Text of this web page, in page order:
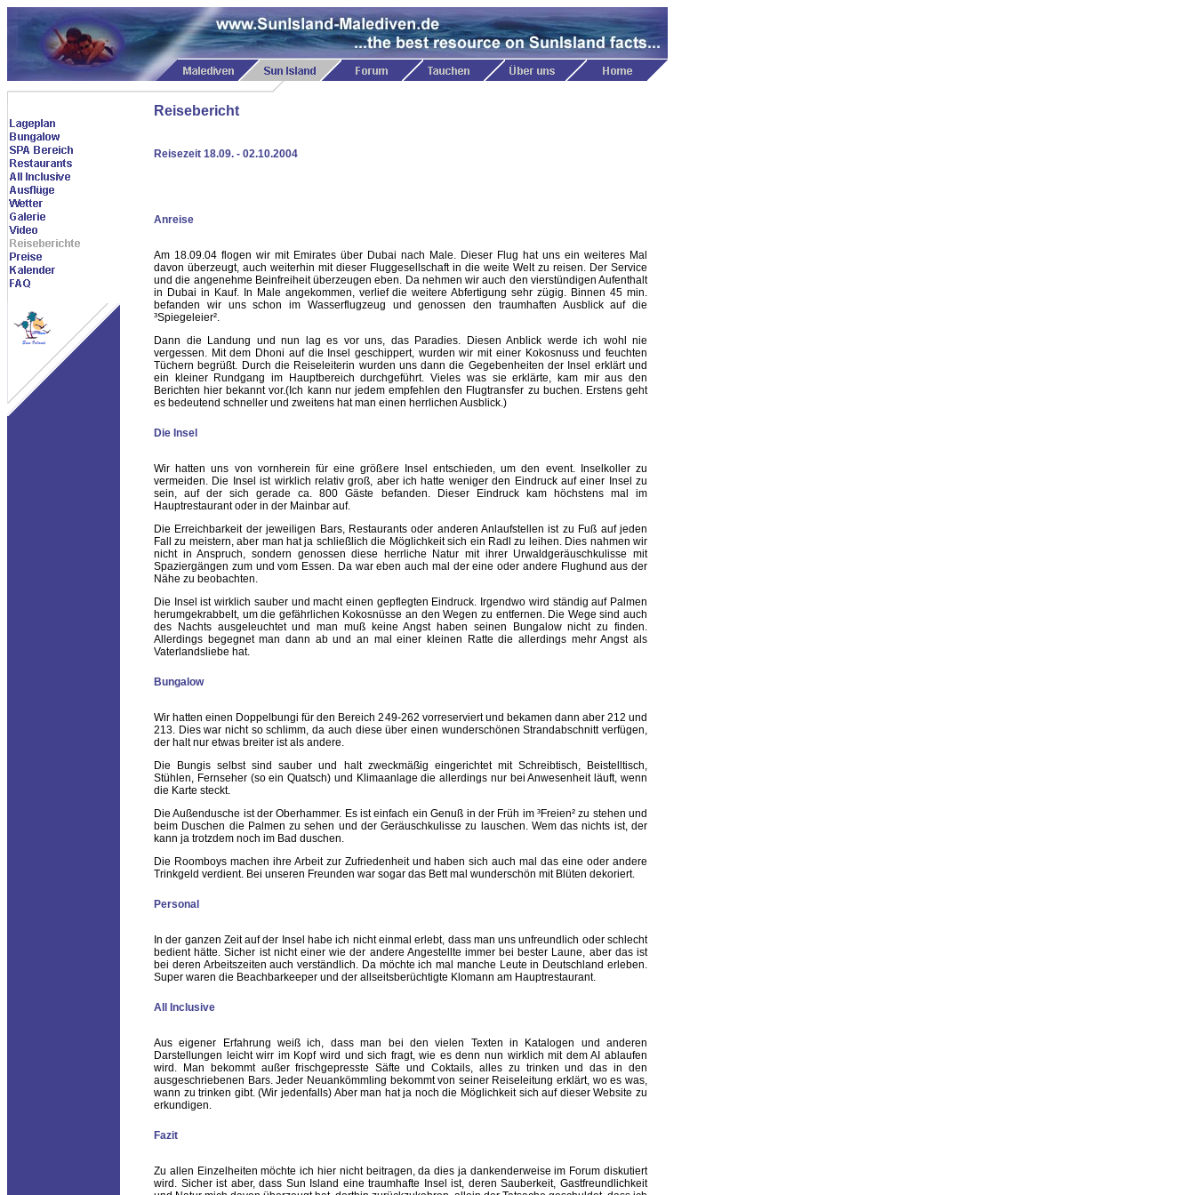
Reisebericht
Reisezeit 18.09. - 02.10.2004
Anreise
Am 18.09.04 flogen wir mit Emirates über Dubai nach Male. Dieser Flug hat uns ein weiteres Mal
davon überzeugt, auch weiterhin mit dieser Fluggesellschaft in die weite Welt zu reisen. Der Service
und die angenehme Beinfreiheit überzeugen eben. Da nehmen wir auch den vierstündigen Aufenthalt
in Dubai in Kauf. In Male angekommen, verlief die weitere Abfertigung sehr zügig. Binnen 45 min.
befanden wir uns schon im Wasserflugzeug und genossen den traumhaften Ausblick auf die
³Spiegeleier².
Dann die Landung und nun lag es vor uns, das Paradies. Diesen Anblick werde ich wohl nie
vergessen. Mit dem Dhoni auf die Insel geschippert, wurden wir mit einer Kokosnuss und feuchten
Tüchern begrüßt. Durch die Reiseleiterin wurden uns dann die Gegebenheiten der Insel erklärt und
ein kleiner Rundgang im Hauptbereich durchgeführt. Vieles was sie erklärte, kam mir aus den
Berichten hier bekannt vor.(Ich kann nur jedem empfehlen den Flugtransfer zu buchen. Erstens geht
es bedeutend schneller und zweitens hat man einen herrlichen Ausblick.)
Die Insel
Wir hatten uns von vornherein für eine größere Insel entschieden, um den event. Inselkoller zu
vermeiden. Die Insel ist wirklich relativ groß, aber ich hatte weniger den Eindruck auf einer Insel zu
sein, auf der sich gerade ca. 800 Gäste befanden. Dieser Eindruck kam höchstens mal im
Hauptrestaurant oder in der Mainbar auf.
Die Erreichbarkeit der jeweiligen Bars, Restaurants oder anderen Anlaufstellen ist zu Fuß auf jeden
Fall zu meistern, aber man hat ja schließlich die Möglichkeit sich ein Radl zu leihen. Dies nahmen wir
nicht in Anspruch, sondern genossen diese herrliche Natur mit ihrer Urwaldgeräuschkulisse mit
Spaziergängen zum und vom Essen. Da war eben auch mal der eine oder andere Flughund aus der
Nähe zu beobachten.
Die Insel ist wirklich sauber und macht einen gepflegten Eindruck. Irgendwo wird ständig auf Palmen
herumgekrabbelt, um die gefährlichen Kokosnüsse an den Wegen zu entfernen. Die Wege sind auch
des Nachts ausgeleuchtet und man muß keine Angst haben seinen Bungalow nicht zu finden.
Allerdings begegnet man dann ab und an mal einer kleinen Ratte die allerdings mehr Angst als
Vaterlandsliebe hat.
Bungalow
Wir hatten einen Doppelbungi für den Bereich 249-262 vorreserviert und bekamen dann aber 212 und
213. Dies war nicht so schlimm, da auch diese über einen wunderschönen Strandabschnitt verfügen,
der halt nur etwas breiter ist als andere.
Die Bungis selbst sind sauber und halt zweckmäßig eingerichtet mit Schreibtisch, Beistelltisch,
Stühlen, Fernseher (so ein Quatsch) und Klimaanlage die allerdings nur bei Anwesenheit läuft, wenn
die Karte steckt.
Die Außendusche ist der Oberhammer. Es ist einfach ein Genuß in der Früh im ³Freien² zu stehen und
beim Duschen die Palmen zu sehen und der Geräuschkulisse zu lauschen. Wem das nichts ist, der
kann ja trotzdem noch im Bad duschen.
Die Roomboys machen ihre Arbeit zur Zufriedenheit und haben sich auch mal das eine oder andere
Trinkgeld verdient. Bei unseren Freunden war sogar das Bett mal wunderschön mit Blüten dekoriert.
Personal
In der ganzen Zeit auf der Insel habe ich nicht einmal erlebt, dass man uns unfreundlich oder schlecht
bedient hätte. Sicher ist nicht einer wie der andere Angestellte immer bei bester Laune, aber das ist
bei deren Arbeitszeiten auch verständlich. Da möchte ich mal manche Leute in Deutschland erleben.
Super waren die Beachbarkeeper und der allseitsberüchtigte Klomann am Hauptrestaurant.
All Inclusive
Aus eigener Erfahrung weiß ich, dass man bei den vielen Texten in Katalogen und anderen
Darstellungen leicht wirr im Kopf wird und sich fragt, wie es denn nun wirklich mit dem AI ablaufen
wird. Man bekommt außer frischgepresste Säfte und Coktails, alles zu trinken und das in den
ausgeschriebenen Bars. Jeder Neuankömmling bekommt von seiner Reiseleitung erklärt, wo es was,
wann zu trinken gibt. (Wir jedenfalls) Aber man hat ja noch die Möglichkeit sich auf dieser Website zu
erkundigen.
Fazit
Zu allen Einzelheiten möchte ich hier nicht beitragen, da dies ja dankenderweise im Forum diskutiert
wird. Sicher ist aber, dass Sun Island eine traumhafte Insel ist, deren Sauberkeit, Gastfreundlichkeit